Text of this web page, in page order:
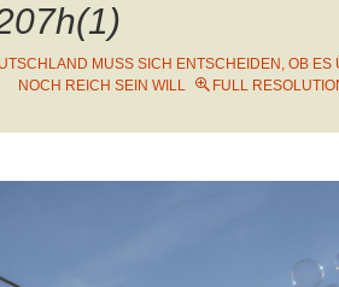
MUSS SICH ENTSCHEIDEN, OB ES
NOCH REICH SEIN WILL
FULL